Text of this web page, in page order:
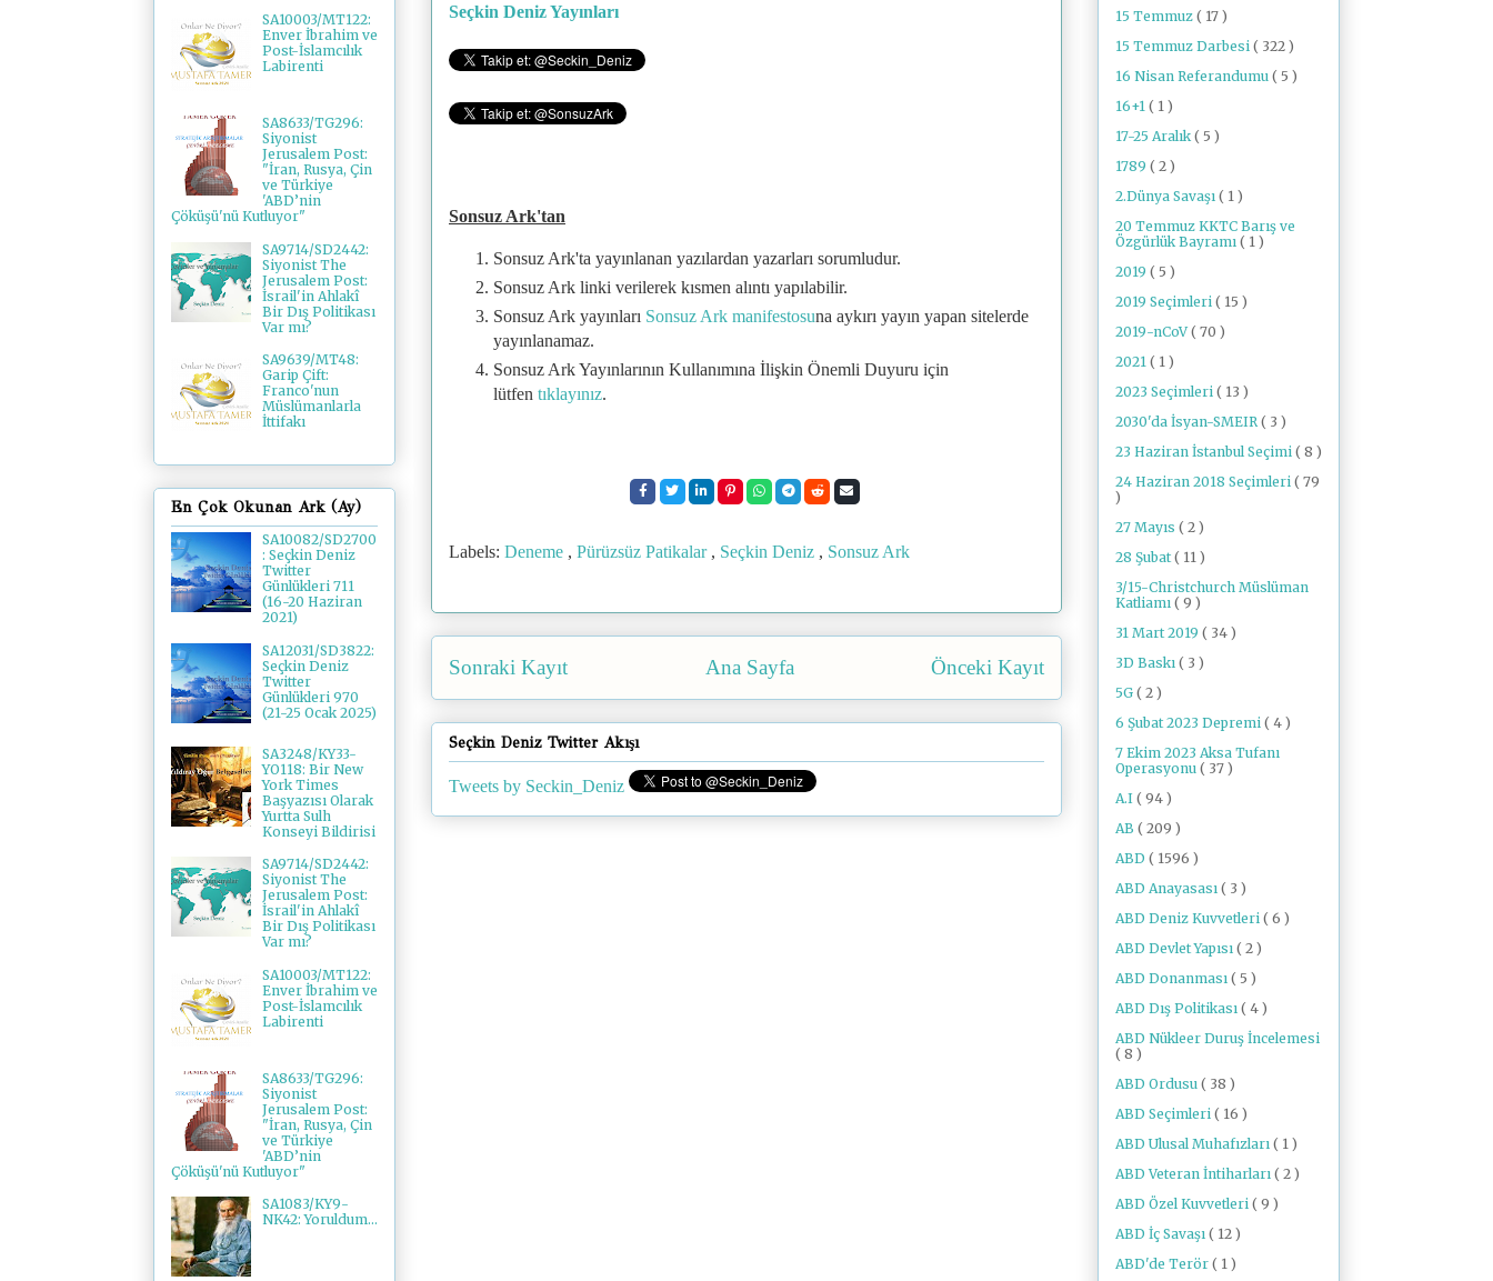
Seçkin Deniz Yayınları
Sonsuz Ark'tan
Sonsuz Ark'ta yayınlanan yazılardan yazarları sorumludur.
Sonsuz Ark linki verilerek kısmen alıntı yapılabilir.
Sonsuz Ark yayınları Sonsuz Ark manifestosuna aykırı yayın yapan sitelerde
yayınlanamaz.
Sonsuz Ark Yayınlarının Kullanımına İlişkin Önemli Duyuru için
lütfen tıklayınız.
Labels: Deneme , Pürüzsüz Patikalar , Seçkin Deniz , Sonsuz Ark
Sonraki Kayıt Önceki Kayıt
Ana Sayfa
Seçkin Deniz Twitter Akışı
Tweets by Seckin_Deniz
SA10003/MT122:
Enver İbrahim ve
Post-İslamcılık
Labirenti
SA8633/TG296:
Siyonist
Jerusalem Post:
"İran, Rusya, Çin
ve Türkiye
'ABD’nin
Çöküşü'nü Kutluyor"
SA9714/SD2442:
Siyonist The
Jerusalem Post:
İsrail'in Ahlakî
Bir Dış Politikası
Var mı?
SA9639/MT48:
Garip Çift:
Franco'nun
Müslümanlarla
İttifakı
En Çok Okunan Ark (Ay)
SA10082/SD2700
: Seçkin Deniz
Twitter
Günlükleri 711
(16-20 Haziran
2021)
SA12031/SD3822:
Seçkin Deniz
Twitter
Günlükleri 970
(21-25 Ocak 2025)
SA3248/KY33-
YO118: Bir New
York Times
Başyazısı Olarak
Yurtta Sulh
Konseyi Bildirisi
SA9714/SD2442:
Siyonist The
Jerusalem Post:
İsrail'in Ahlakî
Bir Dış Politikası
Var mı?
SA10003/MT122:
Enver İbrahim ve
Post-İslamcılık
Labirenti
SA8633/TG296:
Siyonist
Jerusalem Post:
"İran, Rusya, Çin
ve Türkiye
'ABD’nin
Çöküşü'nü Kutluyor"
SA1083/KY9-
NK42: Yoruldum...
15 Temmuz ( 17 )
15 Temmuz Darbesi ( 322 )
16 Nisan Referandumu ( 5 )
16+1 ( 1 )
17-25 Aralık ( 5 )
1789 ( 2 )
2.Dünya Savaşı ( 1 )
20 Temmuz KKTC Barış ve
Özgürlük Bayramı ( 1 )
2019 ( 5 )
2019 Seçimleri ( 15 )
2019-nCoV( 70 )
2021 ( 1 )
2023 Seçimleri ( 13 )
2030'da İsyan-SMEIR ( 3 )
23 Haziran İstanbul Seçimi ( 8 )
24 Haziran 2018 Seçimleri ( 79
)
27 Mayıs ( 2 )
28 Şubat ( 11 )
3/15-Christchurch Müslüman
Katliamı ( 9 )
31 Mart 2019 ( 34 )
3D Baskı ( 3 )
5G ( 2 )
6 Şubat 2023 Depremi ( 4 )
7 Ekim 2023 Aksa Tufanı
Operasyonu ( 37 )
A.I ( 94 )
AB ( 209 )
ABD ( 1596 )
ABD Anayasası ( 3 )
ABD Deniz Kuvvetleri ( 6 )
ABD Devlet Yapısı ( 2 )
ABD Donanması ( 5 )
ABD Dış Politikası ( 4 )
ABD Nükleer Duruş İncelemesi
( 8 )
ABD Ordusu ( 38 )
ABD Seçimleri ( 16 )
ABD Ulusal Muhafızları ( 1 )
ABD Veteran İntiharları ( 2 )
ABD Özel Kuvvetleri ( 9 )
ABD İç Savaşı ( 12 )
ABD'de Terör ( 1 )